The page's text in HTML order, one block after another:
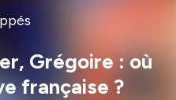
Grégoire : où
française ?